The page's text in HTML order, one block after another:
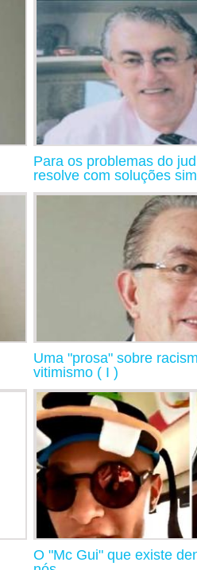
Para os problemas do
resolve com soluções
Uma "prosa" sobre
vitimismo ( I )
O "Mc Gui" que existe